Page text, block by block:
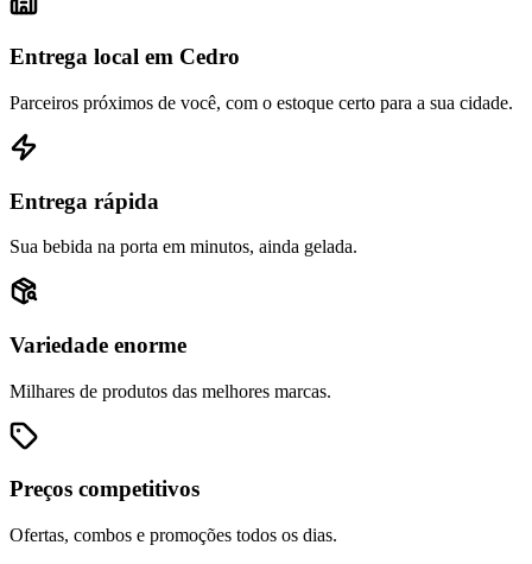
Entrega local em Cedro
Parceiros próximos de você, com o estoque certo para a sua cidade.
Entrega rápida
Sua bebida na porta em minutos, ainda gelada.
Variedade enorme
Milhares de produtos das melhores marcas.
Preços competitivos
Ofertas, combos e promoções todos os dias.